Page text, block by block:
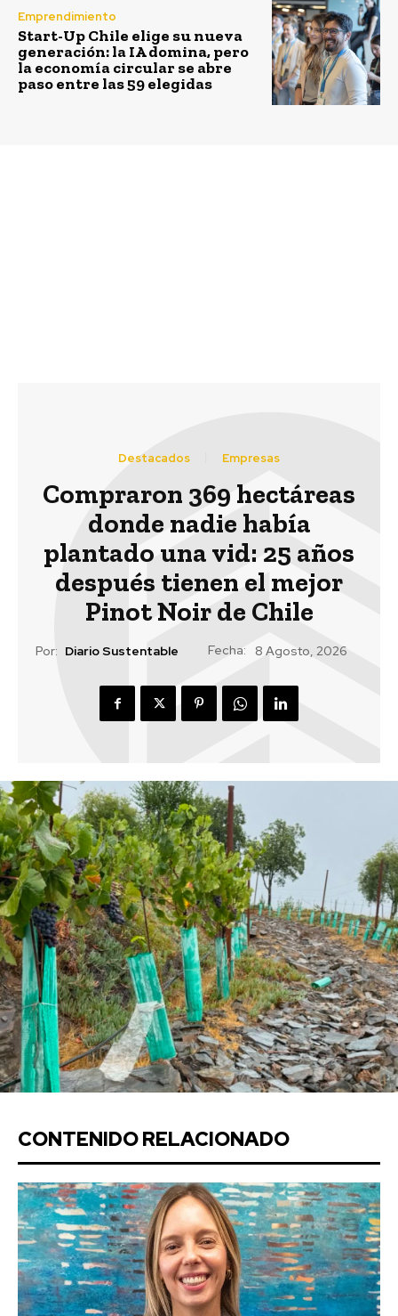
Emprendimiento
Start-Up Chile elige su nueva
generación: la IA domina, pero
la economía circular se abre
paso entre las 59 elegidas